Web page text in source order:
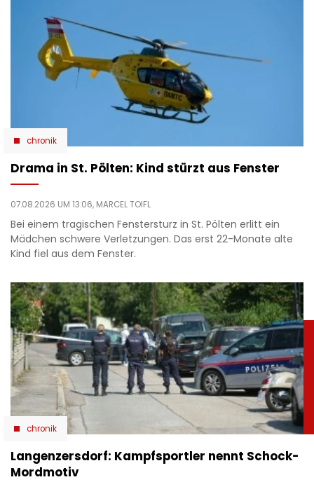
chronik
Drama in St. Pölten: Kind stürzt aus Fenster
07.08.2026 UM 13:06, MARCEL TOIFL
Bei einem tragischen Fenstersturz in St. Pölten erlitt ein
Mädchen schwere Verletzungen. Das erst 22-Monate alte
Kind fiel aus dem Fenster.
chronik
Langenzersdorf: Kampfsportler nennt Schock-
Mordmotiv